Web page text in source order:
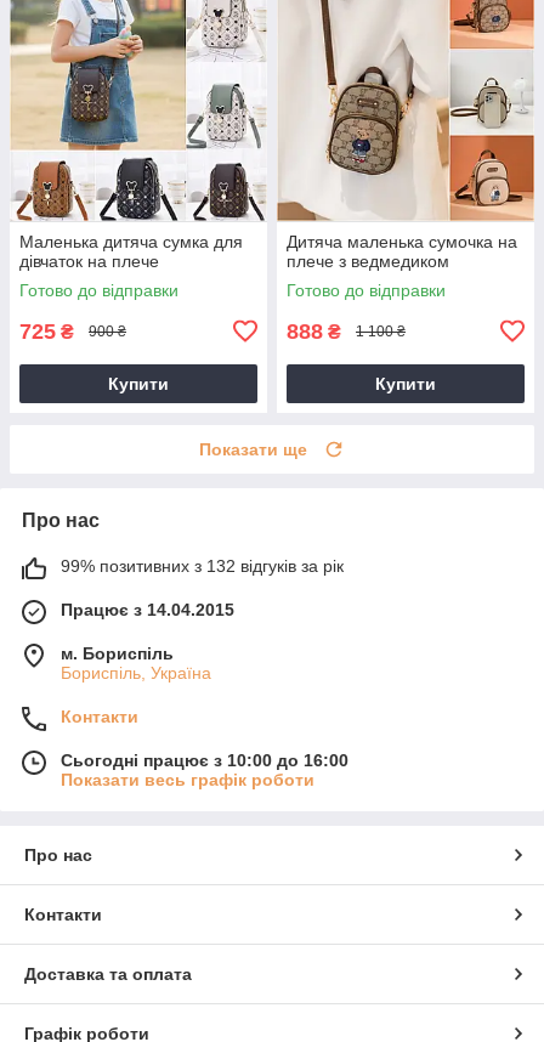
Маленька дитяча сумка для
дівчаток на плече
Готово до відправки
725 ₴ 900 ₴
Купити
Дитяча маленька сумочка на
плече з ведмедиком
Готово до відправки
888 ₴ 1 100 ₴
Купити
Показати ще
Про нас
99% позитивних з 132 відгуків за рік
Працює з 14.04.2015
м. Бориспіль
Бориспіль, Україна
Контакти
Сьогодні працює з 10:00 до 16:00
Показати весь графік роботи
Про нас
Контакти
Доставка та оплата
Графік роботи